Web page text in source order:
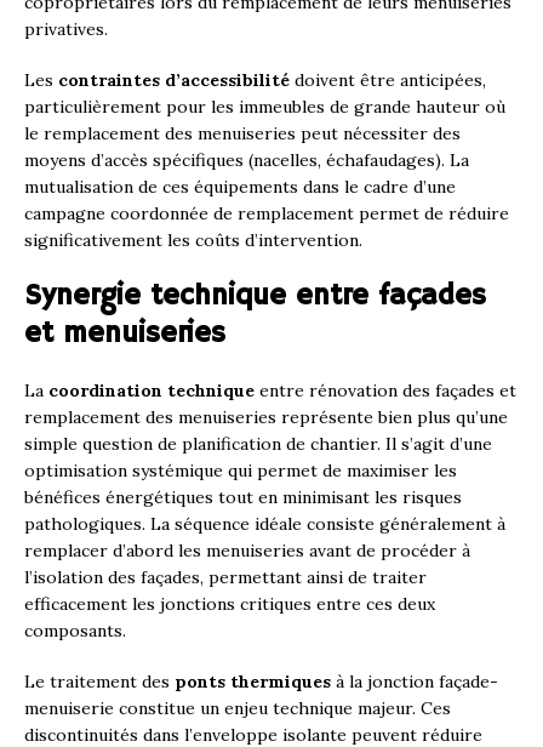
privatives.
Les contraintes d’accessibilité doivent être anticipées,
particulièrement pour les immeubles de grande hauteur où
le remplacement des menuiseries peut nécessiter des
moyens d’accès spécifiques (nacelles, échafaudages). La
mutualisation de ces équipements dans le cadre d’une
campagne coordonnée de remplacement permet de réduire
significativement les coûts d’intervention.
Synergie technique entre façades
et menuiseries
La coordination technique entre rénovation des façades et
remplacement des menuiseries représente bien plus qu’une
simple question de planification de chantier. Il s’agit d’une
optimisation systémique qui permet de maximiser les
bénéfices énergétiques tout en minimisant les risques
pathologiques. La séquence idéale consiste généralement à
remplacer d’abord les menuiseries avant de procéder à
l’isolation des façades, permettant ainsi de traiter
efficacement les jonctions critiques entre ces deux
composants.
Le traitement des ponts thermiques à la jonction façade-
menuiserie constitue un enjeu technique majeur. Ces
discontinuités dans l’enveloppe isolante peuvent réduire